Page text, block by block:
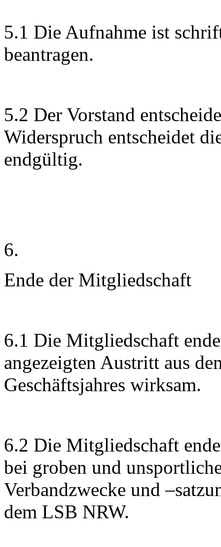
5.1 Die Aufnahme ist
beantragen.
5.2 Der Vorstand
Widerspruch entscheidet
endgültig.
6.
Ende der Mitgliedschaft
6.1 Die Mitgliedschaft
angezeigten Austritt aus
Geschäftsjahres wirksam.
6.2 Die Mitgliedschaft
bei groben und
Verbandzwecke und
dem LSB NRW.